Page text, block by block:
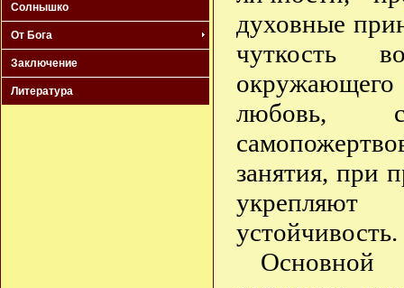
Солнышко
От Бога
Заключение
Литература
духовные
чуткость
любовь,
занятия, при
устойчивость.